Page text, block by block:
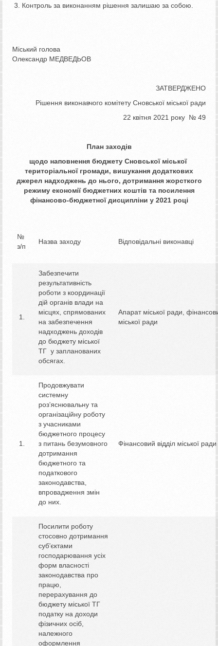
Контроль за виконанням рішення залишаю за собою.
Міський голова
Олександр МЕДВЕДЬОВ
ЗАТВЕРДЖЕНО
Рішення виконавчого комітету Сновської міської ради
22 квітня 2021 року № 49
План заходів
щодо наповнення бюджету Сновської міської
територіальної громади, вишукання додаткових
джерел надходжень до нього, дотримання жорсткого
режиму економії бюджетних коштів та посилення
фінансово-бюджетної дисципліни у 2021році
№
з/п
Назва заходу Відповідальні виконавці
Забезпечити
результативність
роботи з координації
дій органів влади на
місцях, спрямованих
на забезпечення
надходжень доходів
до бюджету міської
ТГ у запланованих
обсягах.
Апарат міської ради,
міської ради
Продовжувати
системну
роз’яснювальну та
організаційну роботу
з учасниками
бюджетного процесу
з питань безумовного
дотримання
бюджетного та
податкового
законодавства,
впровадження змін
до них.
Фінансовий відділ міської ради
Посилити роботу
стосовно дотримання
суб’єктами
господарювання усіх
форм власності
законодавства про
працю,
перерахування до
бюджету міської ТГ
податку на доходи
фізичних осіб,
належного
оформлення